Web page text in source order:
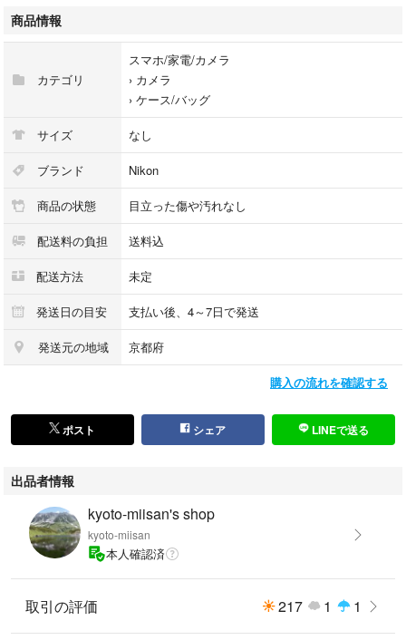
商品情報
カテゴリ
スマホ/家電/カメラ
› カメラ
› ケース/バッグ
サイズ なし
ブランド Nikon
商品の状態 目立った傷や汚れなし
配送料の負担 送料込
配送方法 未定
発送日の目安 支払い後、4～7日で発送
発送元の地域 京都府
購入の流れを確認する
ポスト シェア LINEで送る
出品者情報
kyoto-miisan's shop
kyoto-miisan
本人確認済
取引の評価 217 1 1